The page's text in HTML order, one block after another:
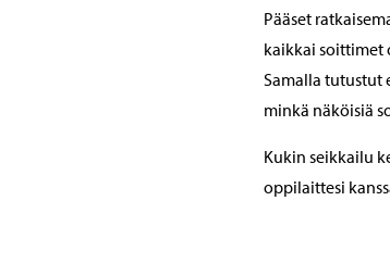
Pääset
kaikkai soittimet
Samalla tutustut
minkä näköisiä
Kukin seikkailu
oppilaittesi